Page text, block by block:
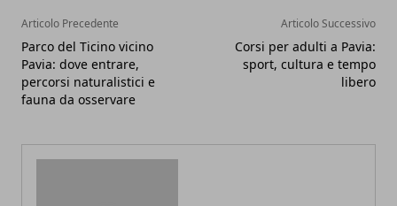
Articolo Precedente
Parco del Ticino vicino
Pavia: dove entrare,
percorsi naturalistici e
fauna da osservare
Articolo Successivo
Corsi per adulti a Pavia:
sport, cultura e tempo
libero